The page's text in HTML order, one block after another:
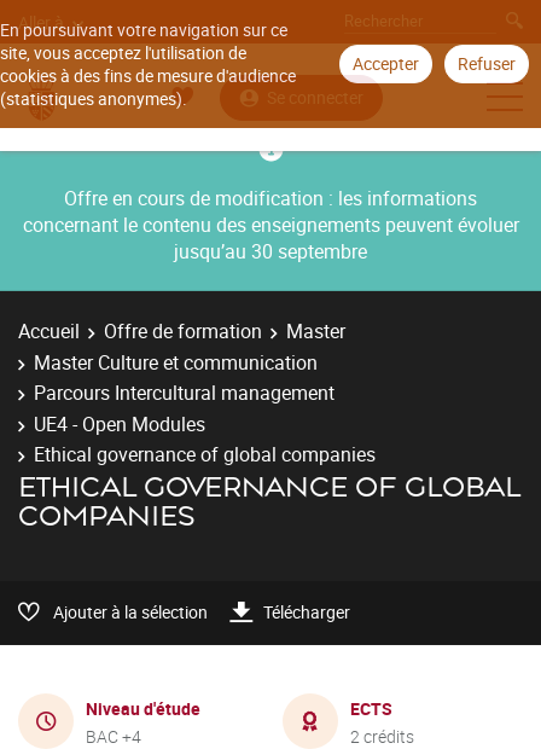
En poursuivant votre navigation sur ce
site, vous acceptez l'utilisation de
cookies à des fins de mesure d'audience
(statistiques anonymes).
Accepter Refuser
Aller à
Se connecter
Offre en cours de modification : les informations
concernant le contenu des enseignements peuvent évoluer
jusqu’au 30 septembre
Accueil Offre de formation
Master
Master Culture et communication
Parcours Intercultural management
UE4 - Open Modules
Ethical governance of global companies
ETHICAL GOVERNANCE OF GLOBAL
COMPANIES
Ajouter à la sélection Télécharger
Niveau d'étude
BAC +4
ECTS
2 crédits